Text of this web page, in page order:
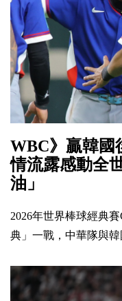
WBC》贏韓國
情流露感動全
油」
2026年世界棒球經典
典」一戰，中華隊與韓